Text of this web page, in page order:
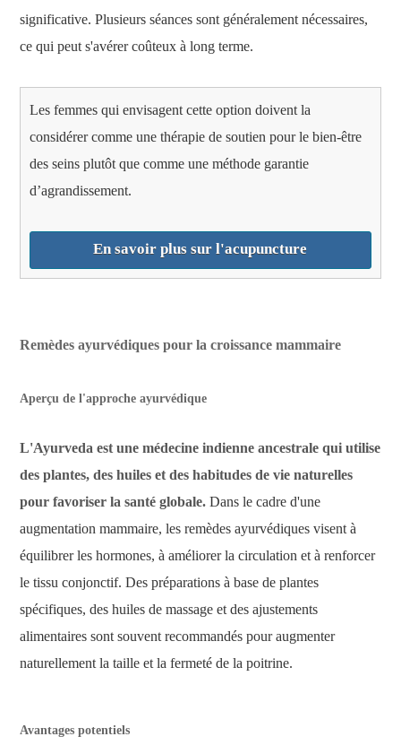
significative. Plusieurs séances sont généralement nécessaires,
ce qui peut s'avérer coûteux à long terme.
Les femmes qui envisagent cette option doivent la
considérer comme une thérapie de soutien pour le bien-être
des seins plutôt que comme une méthode garantie
d’agrandissement.
En savoir plus sur l'acupuncture
Remèdes ayurvédiques pour la croissance mammaire
Aperçu de l'approche ayurvédique
L'Ayurveda est une médecine indienne ancestrale qui utilise
des plantes, des huiles et des habitudes de vie naturelles
pour favoriser la santé globale. Dans le cadre d'une
augmentation mammaire, les remèdes ayurvédiques visent à
équilibrer les hormones, à améliorer la circulation et à renforcer
le tissu conjonctif. Des préparations à base de plantes
spécifiques, des huiles de massage et des ajustements
alimentaires sont souvent recommandés pour augmenter
naturellement la taille et la fermeté de la poitrine.
Avantages potentiels